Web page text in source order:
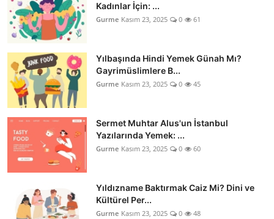
Kadınlar İçin: ...
Gurme Kasım 23, 2025 0 61
Yılbaşında Hindi Yemek Günah Mı?
Gayrimüslimlere B...
Gurme Kasım 23, 2025 0 45
Sermet Muhtar Alus'un İstanbul
Yazılarında Yemek: ...
Gurme Kasım 23, 2025 0 60
Yıldızname Baktırmak Caiz Mi? Dini ve
Kültürel Per...
Gurme Kasım 23, 2025 0 48